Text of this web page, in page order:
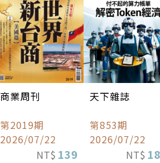
商業周刊
第2019期
2026/07/22
NT$ 139
天下雜誌
第853期
2026/07/22
NT$